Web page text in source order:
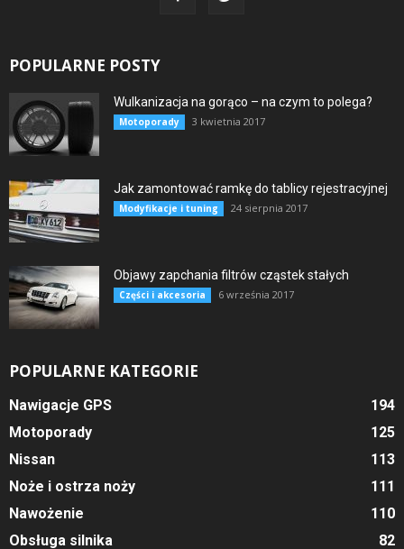
POPULARNE POSTY
Wulkanizacja na gorąco – na czym to polega?
Motoporady 3 kwietnia 2017
Jak zamontować ramkę do tablicy rejestracyjnej
Modyfikacje i tuning 24 sierpnia 2017
Objawy zapchania filtrów cząstek stałych
Części i akcesoria 6 września 2017
POPULARNE KATEGORIE
Nawigacje GPS
194
Motoporady
125
Nissan
113
Noże i ostrza noży
111
Nawożenie
110
Obsługa silnika
82